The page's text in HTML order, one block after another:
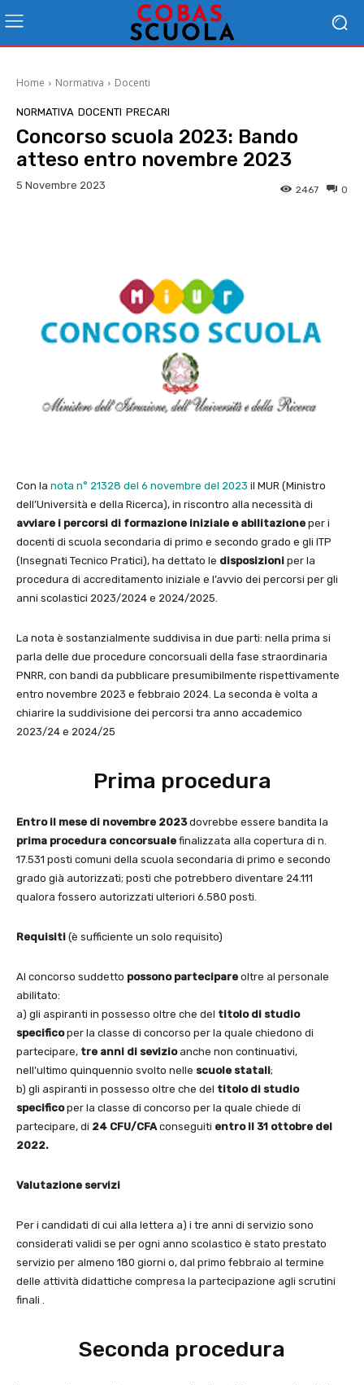
Home Normativa Docenti
NORMATIVA DOCENTI PRECARI
Concorso scuola 2023: Bando
atteso entro novembre 2023
5 Novembre 2023 0
2467
Con la nota n° 21328 del 6 novembre del 2023 il MUR (Ministro
dell’Università e della Ricerca), in riscontro alla necessità di
avviare i percorsi di formazione iniziale e abilitazione per i
docenti di scuola secondaria di primo e secondo grado e gli ITP
(Insegnati Tecnico Pratici), ha dettato le disposizioni per la
procedura di accreditamento iniziale e l’avvio dei percorsi per gli
anni scolastici 2023/2024 e 2024/2025.
La nota è sostanzialmente suddivisa in due parti: nella prima si
parla delle due procedure concorsuali della fase straordinaria
PNRR, con bandi da pubblicare presumibilmente rispettivamente
entro novembre 2023 e febbraio 2024. La seconda è volta a
chiarire la suddivisione dei percorsi tra anno accademico
2023/24 e 2024/25
Prima procedura
Entro il mese di novembre 2023dovrebbe essere bandita la
prima procedura concorsuale finalizzata alla copertura di n.
17.531 posti comuni della scuola secondaria di primo e secondo
grado già autorizzati; posti che potrebbero diventare 24.111
qualora fossero autorizzati ulteriori 6.580 posti.
Requisiti (è sufficiente un solo requisito)
Al concorso suddetto possono partecipare oltre al personale
abilitato:
a) gli aspiranti in possesso oltre che del titolo di studio
specificoper la classe di concorso per la quale chiedono di
partecipare, tre anni di sevizioanche non continuativi,
nell’ultimo quinquennio svolto nelle scuole statali;
b) gli aspiranti in possesso oltre che del titolo di studio
specificoper la classe di concorso per la quale chiede di
partecipare, di 24 CFU/CFA conseguiti entro il 31 ottobre del
2022.
Valutazione servizi
Per i candidati di cui alla lettera a) i tre anni di servizio sono
considerati validi se per ogni anno scolastico è stato prestato
servizio per almeno 180 giorni o, dal primo febbraio al termine
delle attività didattiche compresa la partecipazione agli scrutini
finali .
Seconda procedura